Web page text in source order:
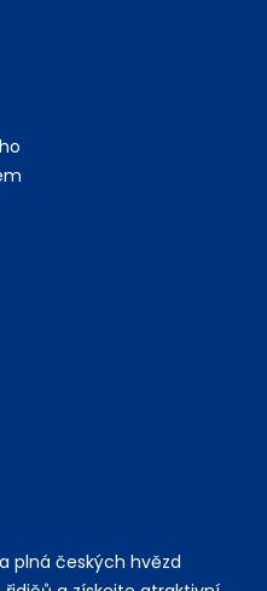
plná českých hvězd